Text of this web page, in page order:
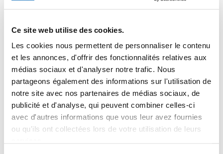
Ce site web utilise des cookies.
Les cookies nous permettent de personnaliser le contenu
et les annonces, d'offrir des fonctionnalités relatives aux
médias sociaux et d'analyser notre trafic. Nous
partageons également des informations sur l'utilisation de
notre site avec nos partenaires de médias sociaux, de
publicité et d'analyse, qui peuvent combiner celles-ci
avec d'autres informations que vous leur avez fournies
ou qu'ils ont collectées lors de votre utilisation de leurs
mélangé et ensuite remplir le trou avec ce mélange sans trop
avec 4 à 6 cm de copeau de bois ou de paille (lin ou chanvre)
afin de garder l'humidité, enrichir et équilibrer votre sol.
Entretien deCARYOPTERIS x
clandonensis 'Grand Bleu'
(='Inoveris')
Arrosez la première année par temps sec. Une bonne fois tous
les 15 jours avec 5l d'eau est préférable à plusieurs petits
arrosages. Si vous avez paillé correctement, les arrosages